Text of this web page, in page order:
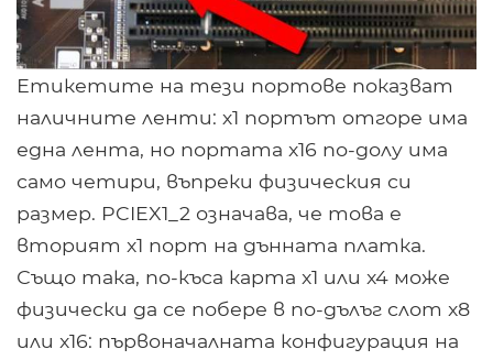
Етикетите на тези портове показват
наличните ленти: х1 портът отгоре има
една лента, но портата x16 по-долу има
само четири, въпреки физическия си
размер. PCIEX1_2 означава, че това е
вторият x1 порт на дънната платка.
Също така, по-къса карта x1 или x4 може
физически да се побере в по-дълъг слот x8
или x16: първоначалната конфигурация на